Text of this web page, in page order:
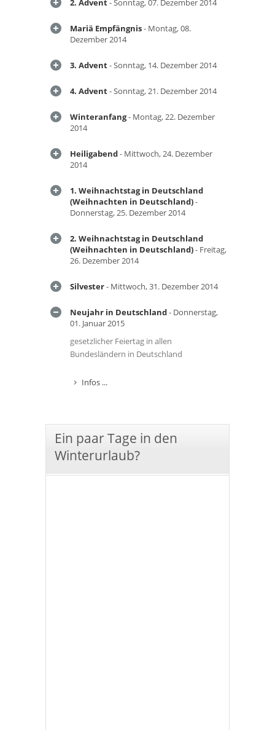
2. Advent- Sonntag, 07. Dezember 2014
Mariä Empfängnis- Montag, 08.
Dezember 2014
3. Advent- Sonntag, 14. Dezember 2014
4. Advent- Sonntag, 21. Dezember 2014
Winteranfang- Montag, 22. Dezember
2014
Heiligabend- Mittwoch, 24. Dezember
2014
1. Weihnachtstag in Deutschland
(Weihnachten in Deutschland)-
Donnerstag, 25. Dezember 2014
2. Weihnachtstag in Deutschland
(Weihnachten in Deutschland)- Freitag,
26. Dezember 2014
Silvester- Mittwoch, 31. Dezember 2014
Neujahr in Deutschland- Donnerstag,
01. Januar 2015
gesetzlicher Feiertag in allen
Bundesländern in Deutschland
Infos ...
Ein paar Tage in den
Winterurlaub?